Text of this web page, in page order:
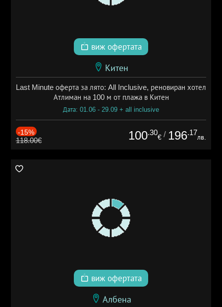
виж офертата
Китен
Last Minute оферта за лято: All Inclusive, реновиран хотел
Атлиман на 100 м от плажа в Китен
Дата: 01.06 - 29.09 + all inclusive
-15%
118.00€ 100.30
€ / 196.17
лв.
виж офертата
Албена